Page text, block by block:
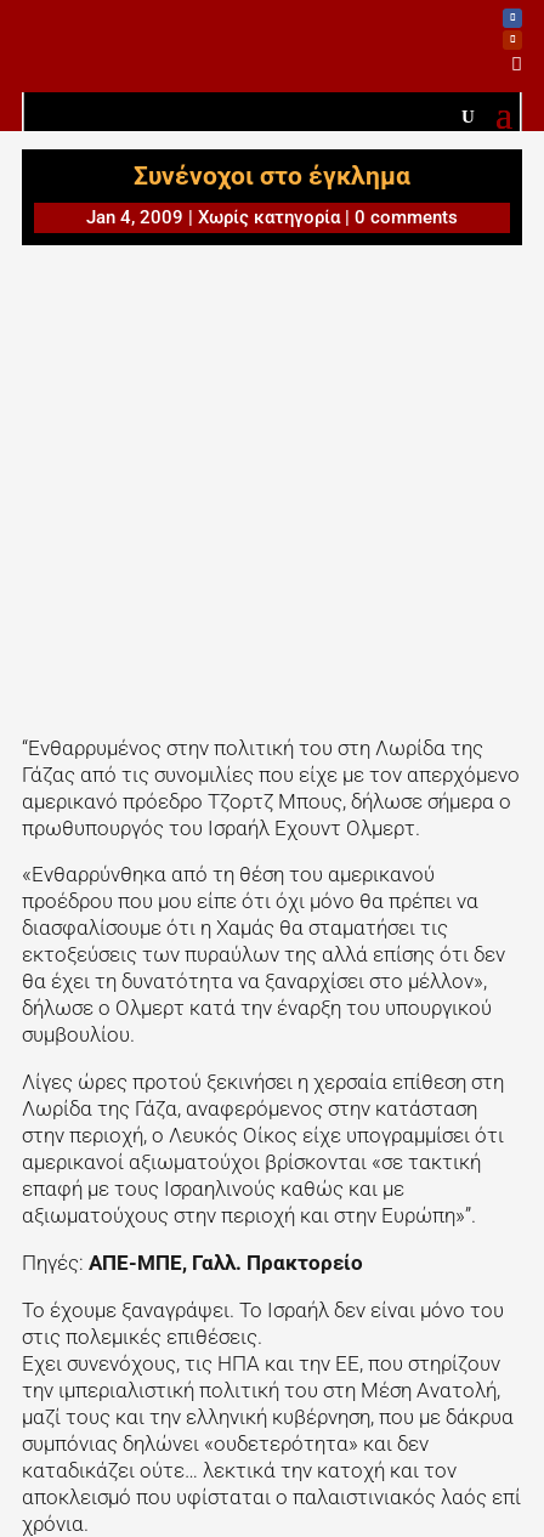

Συνένοχοι στο έγκλημα
Jan 4, 2009 | Χωρίς κατηγορία| 0 comments
“Ενθαρρυμένος στην πολιτική του στη Λωρίδα της
Γάζας από τις συνομιλίες που είχε με τον απερχόμενο
αμερικανό πρόεδρο Τζορτζ Μπους, δήλωσε σήμερα ο
πρωθυπουργός του Ισραήλ Εχουντ Ολμερτ.
«Ενθαρρύνθηκα από τη θέση του αμερικανού
προέδρου που μου είπε ότι όχι μόνο θα πρέπει να
διασφαλίσουμε ότι η Χαμάς θα σταματήσει τις
εκτοξεύσεις των πυραύλων της αλλά επίσης ότι δεν
θα έχει τη δυνατότητα να ξαναρχίσει στο μέλλον»,
δήλωσε ο Ολμερτ κατά την έναρξη του υπουργικού
συμβουλίου.
Λίγες ώρες προτού ξεκινήσει η χερσαία επίθεση στη
Λωρίδα της Γάζα, αναφερόμενος στην κατάσταση
στην περιοχή, ο Λευκός Οίκος είχε υπογραμμίσει ότι
αμερικανοί αξιωματούχοι βρίσκονται «σε τακτική
επαφή με τους Ισραηλινούς καθώς και με
αξιωματούχους στην περιοχή και στην Ευρώπη»”.
Πηγές: ΑΠΕ-ΜΠΕ, Γαλλ. Πρακτορείο
Το έχουμε ξαναγράψει. Το Ισραήλ δεν είναι μόνο του
στις πολεμικές επιθέσεις.
Εχει συνενόχους, τις ΗΠΑ και την ΕΕ, που στηρίζουν
την ιμπεριαλιστική πολιτική του στη Μέση Ανατολή,
μαζί τους και την ελληνική κυβέρνηση, που με δάκρυα
συμπόνιας δηλώνει «ουδετερότητα» και δεν
καταδικάζει ούτε… λεκτικά την κατοχή και τον
αποκλεισμό που υφίσταται ο παλαιστινιακός λαός επί
χρόνια.